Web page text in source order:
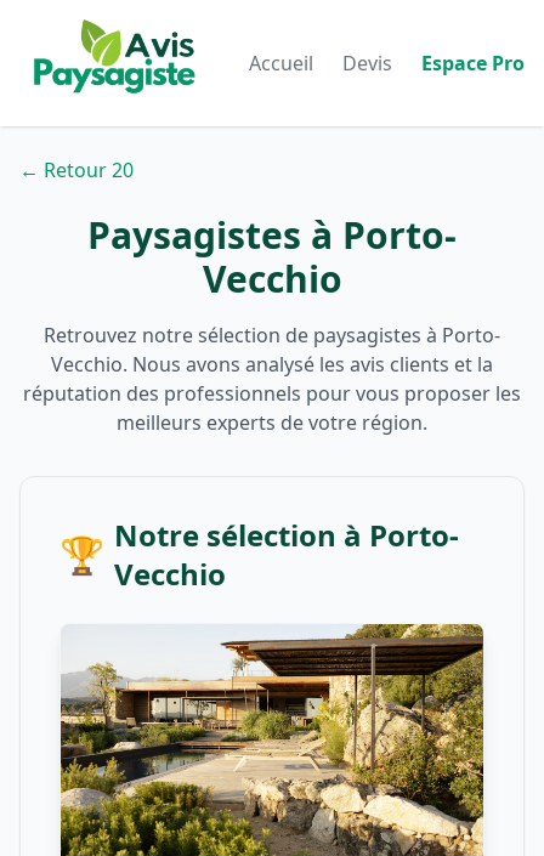
Accueil Devis Espace Pro
← Retour 20
Paysagistes à Porto-
Vecchio
Retrouvez notre sélection de paysagistes à Porto-
Vecchio. Nous avons analysé les avis clients et la
réputation des professionnels pour vous proposer les
meilleurs experts de votre région.
🏆 Notre sélection à Porto-
Vecchio